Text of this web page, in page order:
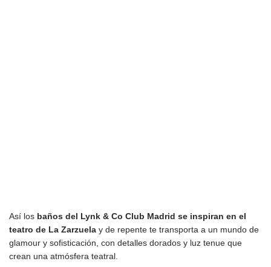
Así los baños del Lynk & Co Club Madrid se inspiran en el
teatro de La Zarzuela y de repente te transporta a un mundo de
glamour y sofisticación, con detalles dorados y luz tenue que
crean una atmósfera teatral.